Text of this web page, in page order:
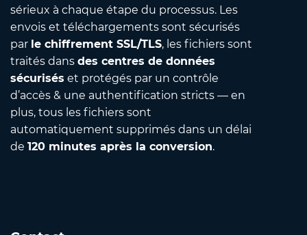
sérieux à chaque étape du processus. Les
envois et téléchargements sont sécurisés
par le chiffrement SSL/TLS, les fichiers sont
traités dans des centres de données
sécurisés et protégés par un contrôle
d’accès & une authentification stricts — en
plus, tous les fichiers sont
automatiquement supprimés dans un délai
de 120 minutes après la conversion.